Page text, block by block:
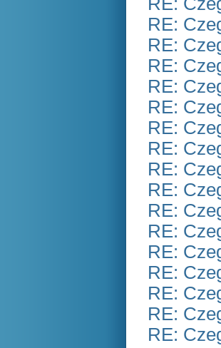
RE:
RE:
RE:
RE:
RE:
RE:
RE:
RE:
RE:
RE:
RE:
RE:
RE:
RE:
RE:
RE: